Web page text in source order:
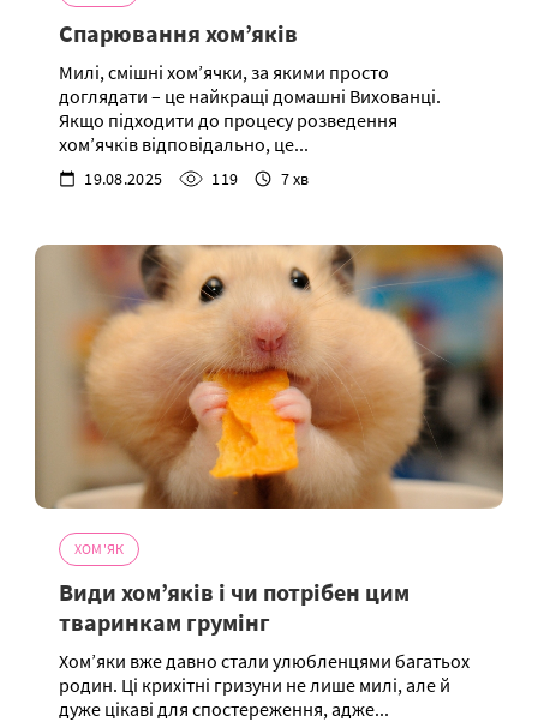
Спарювання хом’яків
Милі, смішні хом’ячки, за якими просто
доглядати – це найкращі домашні Вихованці.
Якщо підходити до процесу розведення
хом’ячків відповідально, це...
19.08.2025 119 7 хв
ХОМ'ЯК
Види хом’яків і чи потрібен цим
тваринкам грумінг
Хом’яки вже давно стали улюбленцями багатьох
родин. Ці крихітні гризуни не лише милі, але й
дуже цікаві для спостереження, адже...